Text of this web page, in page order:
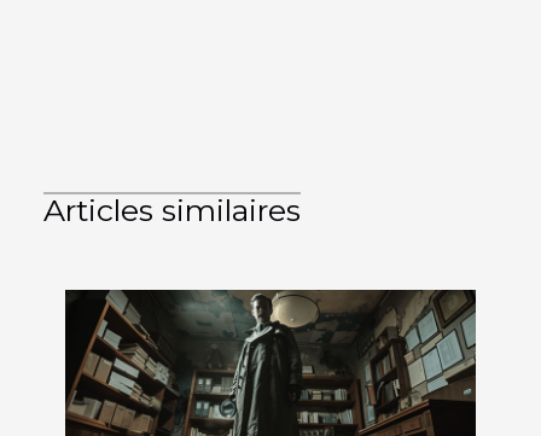
Articles similaires